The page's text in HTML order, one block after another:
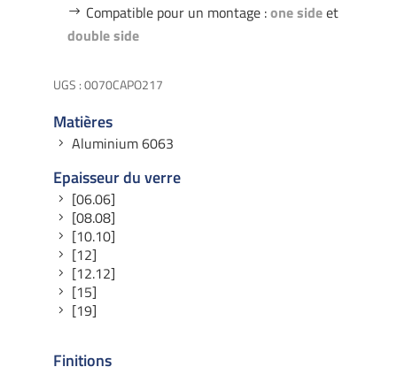
Compatible pour un montage :one sideet
double side
UGS :0070CAPO217
Matières
Aluminium 6063
Epaisseur du verre
[06.06]
[08.08]
[10.10]
[12]
[12.12]
[15]
[19]
Finitions